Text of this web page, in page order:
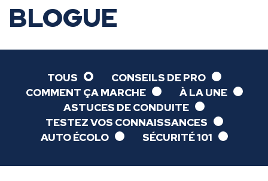
BLOGUE
TOUS
CONSEILS DE PRO
COMMENT ÇA MARCHE
À LA UNE
ASTUCES DE CONDUITE
TESTEZ VOS CONNAISSANCES
AUTO ÉCOLO
SÉCURITÉ 101